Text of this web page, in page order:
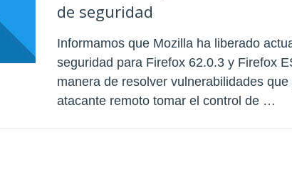
de seguridad
Informamos que Mozilla ha liberado
seguridad para Firefox 62.0.3 y Firefox
manera de resolver vulnerabilidades
atacante remoto tomar el control de …